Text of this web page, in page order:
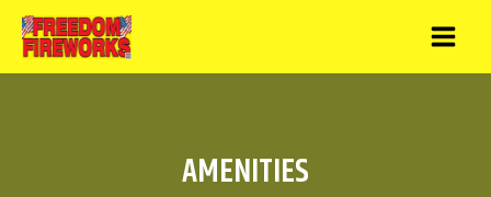
Skip
content
AMENITIES